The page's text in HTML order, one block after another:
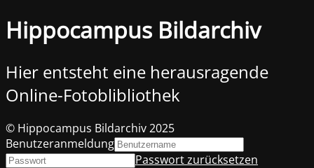
Hippocampus Bildarchiv
Hier entsteht eine herausragende
Online-Fotoblibliothek
© Hippocampus Bildarchiv 2025
Benutzeranmeldung
Passwort zurücksetzen